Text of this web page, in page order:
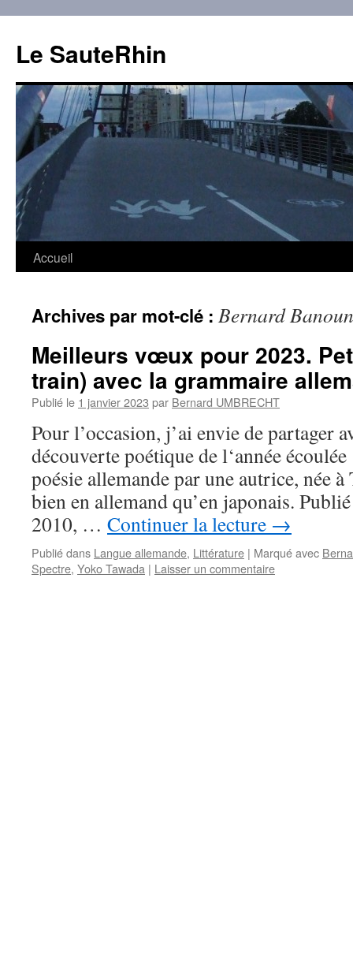
contenu
Le SauteRhin
Accueil
Archives par mot-clé : Bernard Banoun
Meilleurs vœux pour 2023.
train) avec la grammaire
Publié le 1 janvier 2023 par Bernard UMBRECHT
Pour l’occasion, j’ai envie de partager
découverte poétique de l‘année
poésie allemande par une autrice, née
bien en allemand qu’en japonais.
2010, … Continuer la lecture →
Publié dans Langue allemande, Littérature | Marqué avec
Spectre, Yoko Tawada | Laisser un commentaire